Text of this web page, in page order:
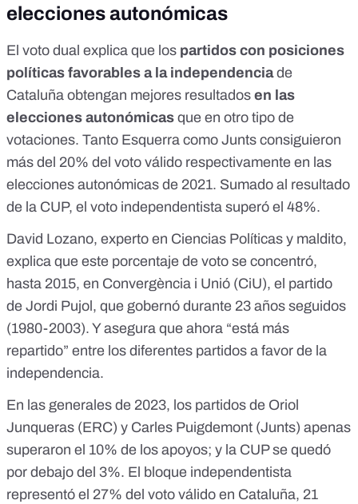
elecciones autonómicas
El voto dual explica que los partidos con posiciones
políticas favorables a la independenciade
Cataluña obtengan mejores resultados en las
elecciones autonómicas que en otro tipo de
votaciones. Tanto Esquerra como Junts consiguieron
más del 20% del voto válido respectivamente en las
elecciones autonómicas de 2021. Sumado al resultado
de la CUP, el voto independentista superó el 48%.
David Lozano, experto en Ciencias Políticas y maldito,
explica que este porcentaje de voto se concentró,
hasta 2015, en Convergència i Unió (CiU), el partido
de Jordi Pujol, que gobernó durante 23 años seguidos
(1980-2003). Y asegura que ahora “está más
repartido” entre los diferentes partidos a favor de la
independencia.
En las generales de 2023, los partidos de Oriol
Junqueras (ERC) y Carles Puigdemont (Junts) apenas
superaron el 10% de los apoyos; y la CUP se quedó
por debajo del 3%. El bloque independentista
representó el 27% del voto válido en Cataluña, 21